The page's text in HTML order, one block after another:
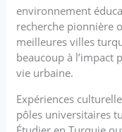
environnement
recherche pionnière
meilleures villes
beaucoup à l’impact
vie urbaine.
Expériences
pôles universitaires